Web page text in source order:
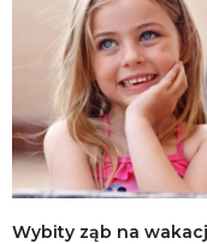
Wybity ząb na